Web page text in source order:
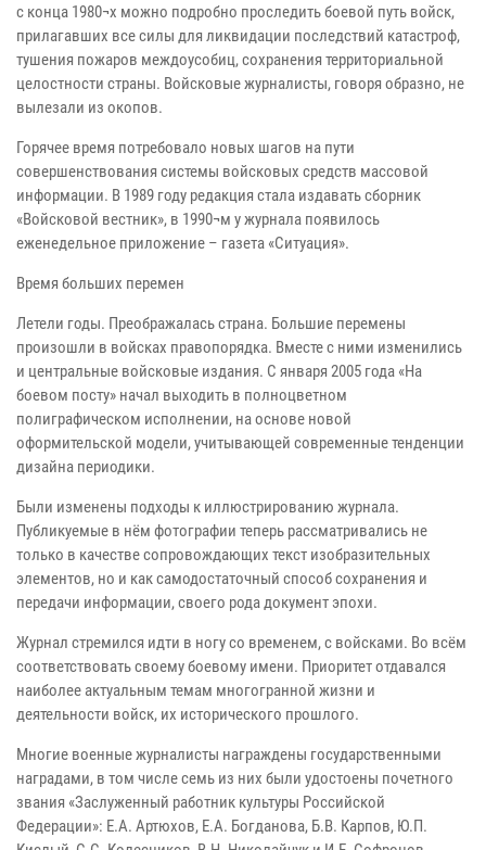
с конца 1980¬х можно подробно проследить боевой путь войск,
прилагавших все силы для ликвидации последствий катастроф,
тушения пожаров междоусобиц, сохранения территориальной
целостности страны. Войсковые журналисты, говоря образно, не
вылезали из окопов.
Горячее время потребовало новых шагов на пути
совершенствования системы войсковых средств массовой
информации. В 1989 году редакция стала издавать сборник
«Войсковой вестник», в 1990¬м у журнала появилось
еженедельное приложение – газета «Ситуация».
Время больших перемен
Летели годы. Преображалась страна. Большие перемены
произошли в войсках правопорядка. Вместе с ними изменились
и центральные войсковые издания. С января 2005 года «На
боевом посту» начал выходить в полноцветном
полиграфическом исполнении, на основе новой
оформительской модели, учитывающей современные тенденции
дизайна периодики.
Были изменены подходы к иллюстрированию журнала.
Публикуемые в нём фотографии теперь рассматривались не
только в качестве сопровождающих текст изобразительных
элементов, но и как самодостаточный способ сохранения и
передачи информации, своего рода документ эпохи.
Журнал стремился идти в ногу со временем, с войсками. Во всём
соответствовать своему боевому имени. Приоритет отдавался
наиболее актуальным темам многогранной жизни и
деятельности войск, их исторического прошлого.
Многие военные журналисты награждены государственными
наградами, в том числе семь из них были удостоены почетного
звания «Заслуженный работник культуры Российской
Федерации»: Е.А. Артюхов, Е.А. Богданова, Б.В. Карпов, Ю.П.